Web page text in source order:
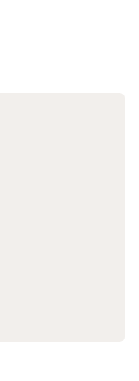
house for the